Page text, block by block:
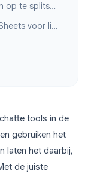
7. Gebruik secties om lange formulieren op te splitsen in stappen
8. Verbind Google Forms met Google Sheets voor live analyse
tools in de
gebruiken het
laten het daarbij,
de juiste